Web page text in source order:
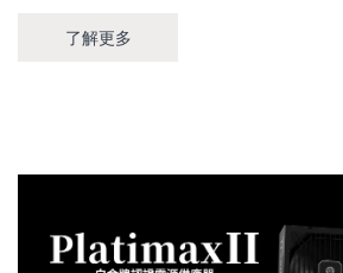
了解更多